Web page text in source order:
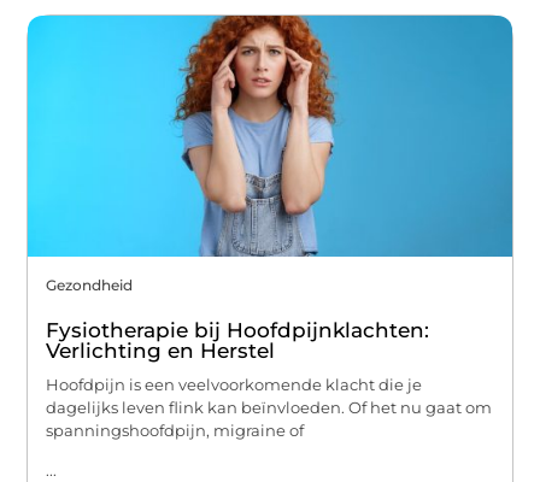
Gezondheid
Fysiotherapie bij Hoofdpijnklachten:
Verlichting en Herstel
Hoofdpijn is een veelvoorkomende klacht die je
dagelijks leven flink kan beïnvloeden. Of het nu gaat om
spanningshoofdpijn, migraine of
...